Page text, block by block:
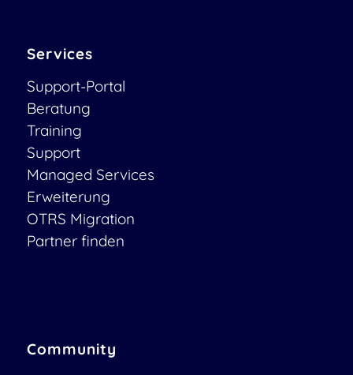
Services
Support-Portal
Beratung
Training
Support
Managed Services
Erweiterung
OTRS Migration
Partner finden
Community